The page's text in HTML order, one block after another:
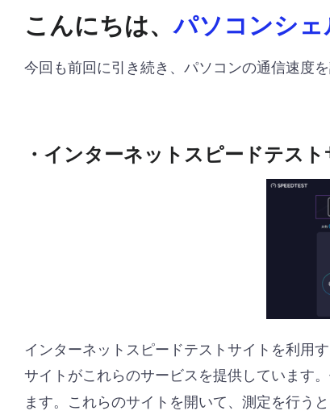
こんにちは、パソコンシ
今回も前回に引き続き、パソコンの通信速度
・インターネットスピードテス
インターネットスピードテストサイトを利用
サイトがこれらのサービスを提供しています。
ます。これらのサイトを開いて、測定を行う